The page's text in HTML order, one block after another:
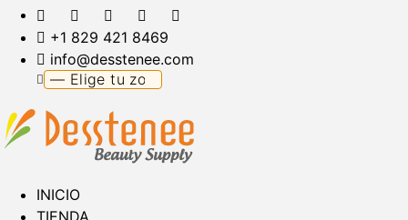
+1 829 421 8469
info@desstenee.com
INICIO